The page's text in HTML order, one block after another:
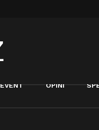
EVENT OPINI